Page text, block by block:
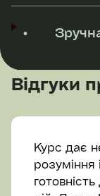
•
Відгуки
Курс дає
розуміння